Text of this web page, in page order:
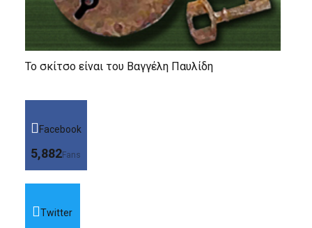
Το σκίτσο είναι του Βαγγέλη Παυλίδη
Facebook
5,882Fans
Twitter